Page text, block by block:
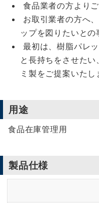
食品業者の方より
お取引業者の方へ
ップを図りたいとの
最初は、樹脂パレ
と長持ちをさせた
ミ製をご提案いたし
用途
食品在庫管理用
製品仕様